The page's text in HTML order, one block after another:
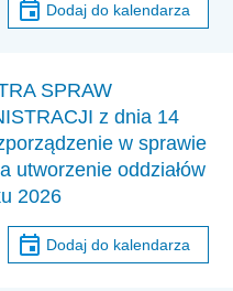
Dodaj do kalendarza
SPRAW
z dnia 14
w sprawie
utworzenie oddziałów
2026
Dodaj do kalendarza